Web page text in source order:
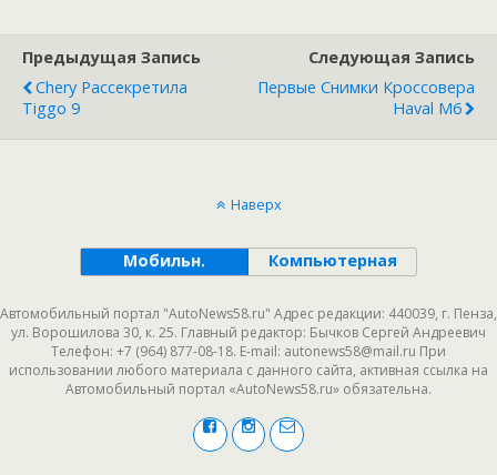
Предыдущая Запись
Chery Рассекретила
Tiggo 9
Следующая Запись
Первые Снимки Кроссовера
Haval М6
Наверх
Мобильн. Компьютерная
Автомобильный портал "AutoNews58.ru" Адрес редакции: 440039, г. Пенза,
ул. Ворошилова 30, к. 25. Главный редактор: Бычков Сергей Андреевич
Телефон: +7 (964) 877-08-18. E-mail: autonews58@mail.ru При
использовании любого материала с данного сайта, активная ссылка на
Автомобильный портал «AutoNews58.ru» обязательна.